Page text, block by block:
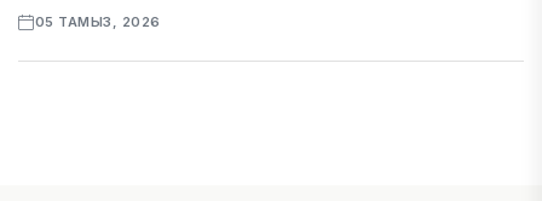
05 ТАМЫЗ, 2026